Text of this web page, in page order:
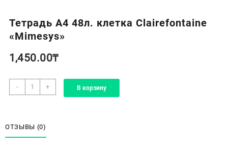
Тетрадь А4 48л. клетка Clairefontaine
«Mimesys»
1,450.00₸
-
Количество
товара
48л.
клетка
+ В корзину
ОТЗЫВЫ (0)